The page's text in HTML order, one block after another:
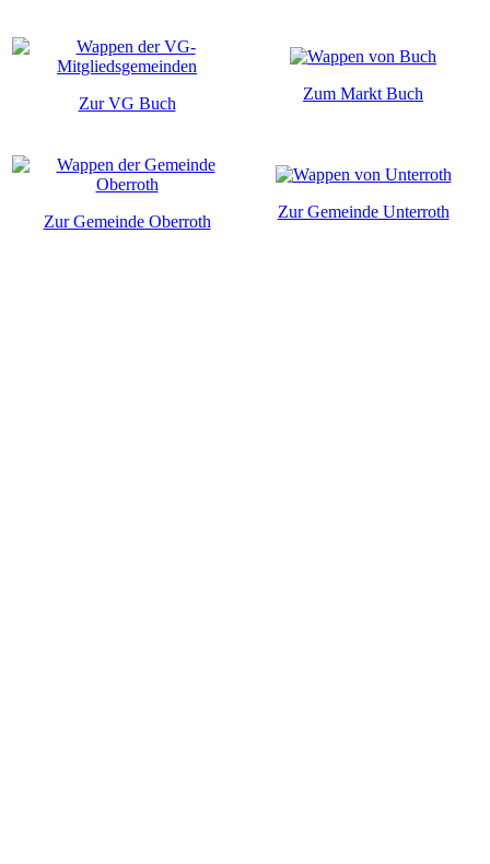
Zur VG Buch
Zum Markt Buch
Zur Gemeinde Oberroth
Zur Gemeinde Unterroth